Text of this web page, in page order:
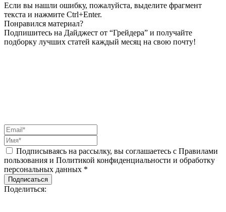
Если вы нашли ошибку, пожалуйста, выделите фрагмент
текста и нажмите Ctrl+Enter.
Понравился материал?
Подпишитесь на Дайджест от “Грейдера” и получайте
подборку лучших статей каждый месяц на свою почту!
Подписываясь на рассылку, вы соглашаетесь с Правилами
пользования и Политикой конфиденциальности и обработку
персональных данных *
Подписаться
Поделиться: